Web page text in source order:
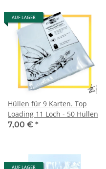
AUF LAGER
Hüllen für 9 Karten. Top
Loading 11 Loch - 50 Hüllen
7,00 € *
AUF LAGER